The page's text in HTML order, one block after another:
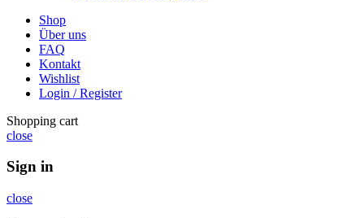
Shop
Über uns
FAQ
Kontakt
Wishlist
Login / Register
Shopping cart
close
Sign in
close